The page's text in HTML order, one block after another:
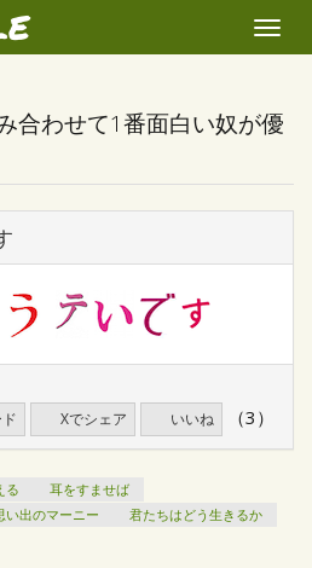
Toggle
合わせて1番面白い奴が優
Xでシェア いいね （3）
る
耳をすませば
い出のマーニー
君たちはどう生きるか